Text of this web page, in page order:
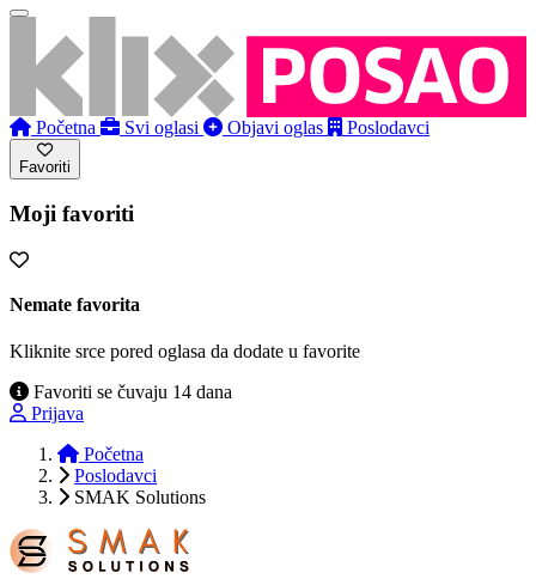
Početna Svi oglasi Objavi oglas Poslodavci
Favoriti
Moji favoriti
Nemate favorita
Kliknite srce pored oglasa da dodate u favorite
Favoriti se čuvaju 14 dana
Prijava
Početna
Poslodavci
SMAK Solutions